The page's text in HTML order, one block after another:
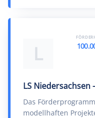
L
LS
Das
modellhaften